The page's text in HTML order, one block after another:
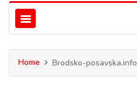
Home Brodsko-posavska.info